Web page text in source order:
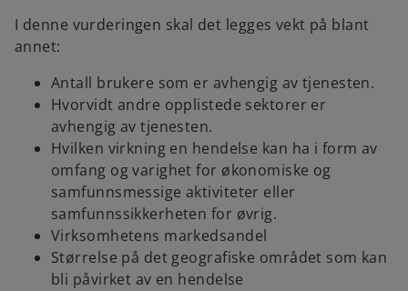
I denne vurderingen skal det legges vekt på blant
annet:
Antall brukere som er avhengig av tjenesten.
Hvorvidt andre opplistede sektorer er
avhengig av tjenesten.
Hvilken virkning en hendelse kan ha i form av
omfang og varighet for økonomiske og
samfunnsmessige aktiviteter eller
samfunnssikkerheten for øvrig.
Virksomhetens markedsandel
Størrelse på det geografiske området som kan
bli påvirket av en hendelse